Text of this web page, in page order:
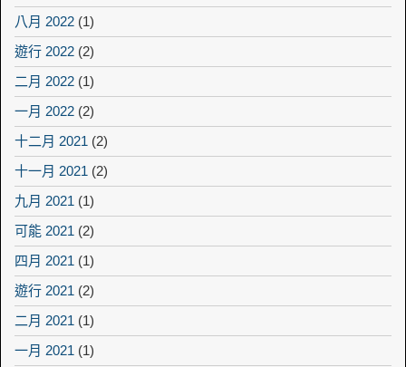
八月 2022 (1)
遊行 2022 (2)
二月 2022 (1)
一月 2022 (2)
十二月 2021 (2)
十一月 2021 (2)
九月 2021 (1)
可能 2021 (2)
四月 2021 (1)
遊行 2021 (2)
二月 2021 (1)
一月 2021 (1)